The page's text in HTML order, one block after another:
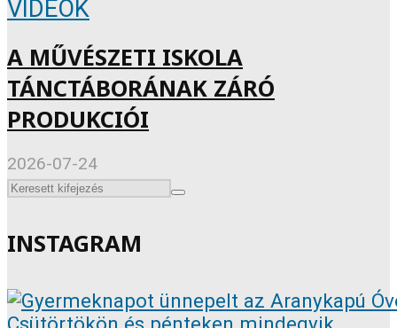
VIDEÓK
A MŰVÉSZETI ISKOLA
TÁNCTÁBORÁNAK ZÁRÓ
PRODUKCIÓI
2026-07-24
INSTAGRAM